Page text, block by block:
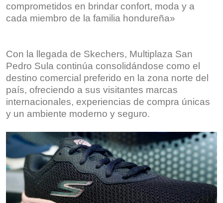
comprometidos en brindar confort, moda y a
cada miembro de la familia hondureña»
Con la llegada de Skechers, Multiplaza San
Pedro Sula continúa consolidándose como el
destino comercial preferido en la zona norte del
país, ofreciendo a sus visitantes marcas
internacionales, experiencias de compra únicas
y un ambiente moderno y seguro.